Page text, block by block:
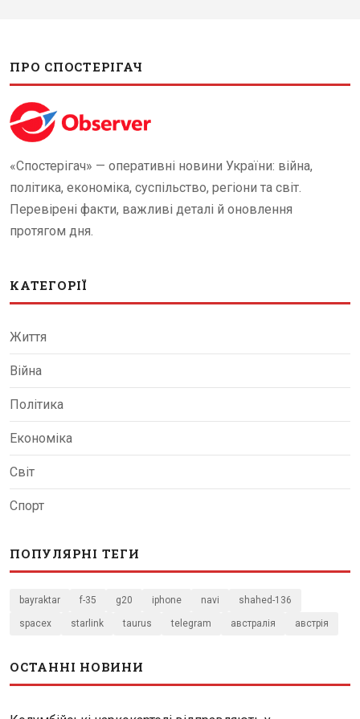
ПРО СПОСТЕРІГАЧ
«Спостерігач» — оперативні новини України: війна,
політика, економіка, суспільство, регіони та світ.
Перевірені факти, важливі деталі й оновлення
протягом дня.
КАТЕГОРІЇ
Життя
Війна
Політика
Економіка
Світ
Спорт
ПОПУЛЯРНІ ТЕГИ
bayraktar f-35 g20 iphone navi shahed-136
spacex starlink taurus telegram австралія австрія
ОСТАННІ НОВИНИ